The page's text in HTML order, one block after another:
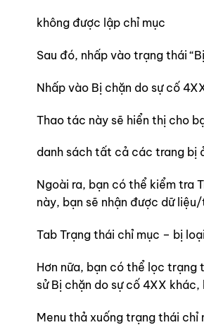
không được lập chỉ mục
Sau đó, nhấp vào trạng thái
Nhấp vào Bị chặn do sự cố
Thao tác này sẽ hiển thị cho
danh sách tất cả các trang bị
Ngoài ra, bạn có thể kiểm tra
này, bạn sẽ nhận được dữ
Tab Trạng thái chỉ mục – bị
Hơn nữa, bạn có thể lọc trạng
sử Bị chặn do sự cố 4XX
Menu thả xuống trạng thái chỉ